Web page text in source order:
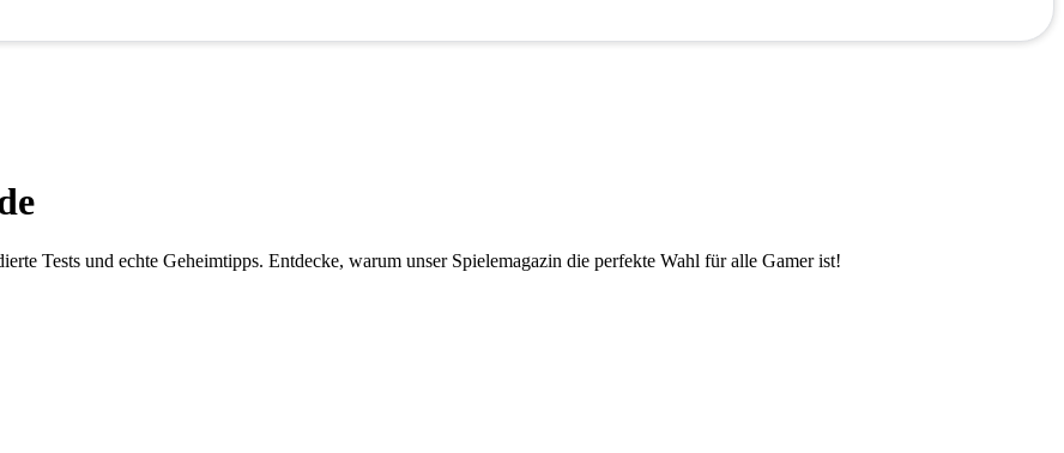
Tests und echte Geheimtipps. Entdecke, warum unser Spielemagazin die perfekte Wahl für alle Gamer ist!